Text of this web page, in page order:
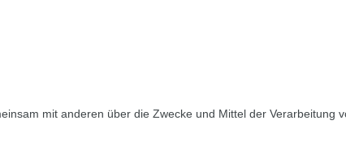
mit anderen über die Zwecke und Mittel der Verarbeitung